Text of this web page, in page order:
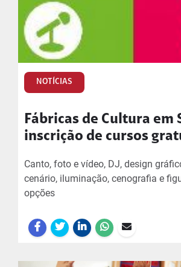
NOTÍCIAS
Fábricas de Cultura em
inscrição de cursos
Canto, foto e vídeo, DJ, design
cenário, iluminação, cenografia e
opções